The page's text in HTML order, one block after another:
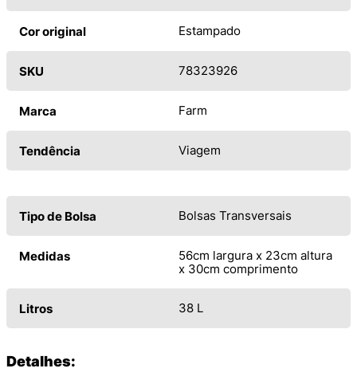
Cor original Estampado
SKU 78323926
Marca Farm
Tendência Viagem
Tipo de Bolsa Bolsas Transversais
Medidas
56cm largura x 23cm altura
x 30cm comprimento
Litros 38 L
Detalhes: